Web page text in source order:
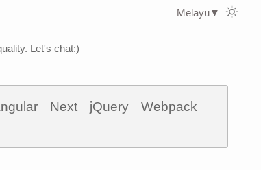
Let's chat:)
Next jQuery
Webpack
Melayu▼